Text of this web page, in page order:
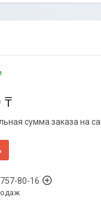
₸
сумма заказа на
80-16